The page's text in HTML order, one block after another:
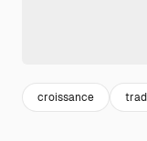
croissance